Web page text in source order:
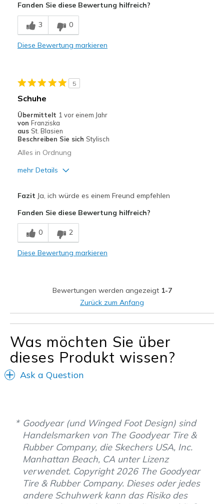
Stoßdämpfend
Nachteile
Nutzen schnell ab
Freizeitkleidung
Breite
Größe
Meine Meinung zu
Schuhen
Fanden Sie diese Bewertung hilfreich?
3 0
Diese Bewertung markieren
5
Schuhe
Übermittelt 1 vor einem Jahr
von Franziska
aus St. Blasien
Beschreiben Sie sich Stylisch
Alles in Ordnung
mehr Details
Geeignete Verwendung
Freizeitkleidung
Meine Meinung zu Schuhen
Ich liebe Schuhe
Fazit Ja, ich würde es einem Freund empfehlen
Fanden Sie diese Bewertung hilfreich?
0 2
Diese Bewertung markieren
Bewertungen werden angezeigt 1-7
Zurück zum Anfang
Was möchten Sie über
dieses Produkt wissen?
Ask a Question
Goodyear (und Winged Foot Design) sind
Handelsmarken von The Goodyear Tire &
Rubber Company, die Skechers USA, Inc.
Manhattan Beach, CA unter Lizenz
verwendet. Copyright 2026 The Goodyear
Tire & Rubber Company. Dieses oder jedes
andere Schuhwerk kann das Risiko des